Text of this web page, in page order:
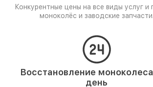
Конкурентные цены на все виды услуг и
моноколёс и заводские запчасти.
Восстановление
день